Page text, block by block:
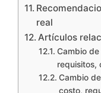
real
Artículos
Cambio
requisitos,
Cambio
costo,